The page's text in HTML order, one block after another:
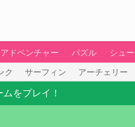
アドベンチャー パズル シュー
ク サーフィン アーチェリー
をプレイ！